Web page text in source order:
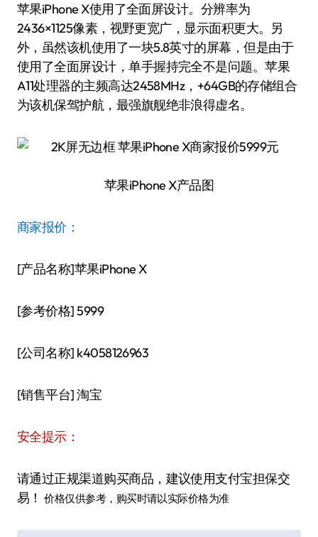
苹果iPhone X使用了全面屏设计。分辨率为
2436×1125像素，视野更宽广，显示面积更大。另
外，虽然该机使用了一块5.8英寸的屏幕，但是由于
使用了全面屏设计，单手握持完全不是问题。苹果
A11处理器的主频高达2458MHz，+64GB的存储组合
为该机保驾护航，最强旗舰绝非浪得虚名。
苹果iPhone X产品图
商家报价：
[产品名称]苹果iPhone X
[参考价格] 5999
[公司名称] k4058126963
[销售平台] 淘宝
安全提示：
请通过正规渠道购买商品，建议使用支付宝担保交
易！价格仅供参考，购买时请以实际价格为准